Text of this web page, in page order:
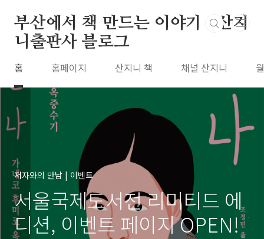
부산에서 책 만드는 이야기 : 산지
니출판사 블로그
홈 홈페이지 산지니 책 채널 산지니
저자와의 만남 | 이벤트
서울국제도서전 리미티드 에
디션, 이벤트 페이지 OPEN!